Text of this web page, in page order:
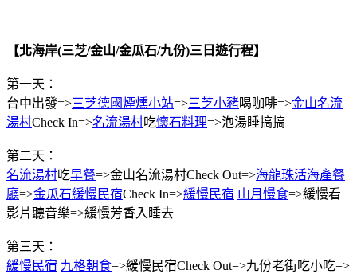
【北海岸(三芝/金山/金瓜石/九份)三日遊行程】
第一天：
台中出發=>三芝德國煙燻小站=>三芝小豬喝咖啡=>金山名流
湯村Check In=>名流湯村吃懷石料理=>泡湯睡搞搞
第二天：
名流湯村吃早餐=>金山名流湯村Check Out=>海龍珠活海產餐
廳=>金瓜石緩慢民宿Check In=>緩慢民宿 山月慢食=>緩慢看
影片聽音樂=>緩慢芳香入睡去
第三天：
緩慢民宿 九格朝食=>緩慢民宿Check Out=>九份老街吃小吃=>